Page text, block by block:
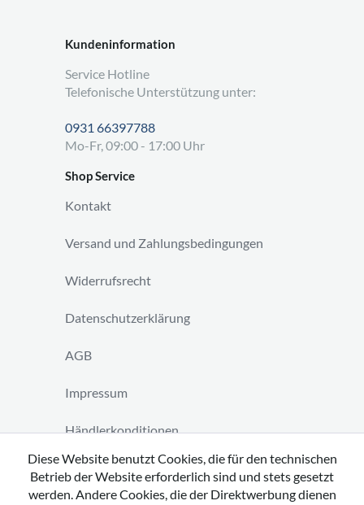
Kundeninformation
Service Hotline
Telefonische Unterstützung unter:
0931 66397788
Mo-Fr, 09:00 - 17:00 Uhr
Shop Service
Kontakt
Versand und Zahlungsbedingungen
Widerrufsrecht
Datenschutzerklärung
AGB
Impressum
Händlerkonditionen
Vertrag widerrufen
Diese Website benutzt Cookies, die für den technischen
Betrieb der Website erforderlich sind und stets gesetzt
werden. Andere Cookies, die der Direktwerbung dienen